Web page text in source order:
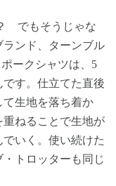
でもそうじゃな
ンド、ターンブル
ークシャツは、5
す。仕立てた直後
生地を落ち着か
ねることで生地が
いく。使い続けた
トロッターも同じ